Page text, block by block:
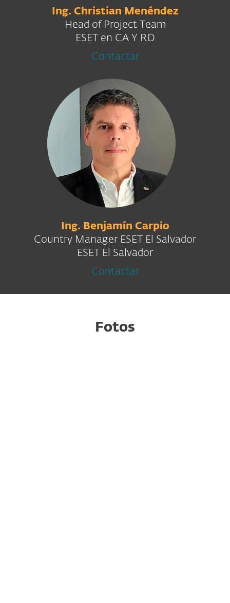
Ing. Christian Menéndez
Head of Project Team
ESET en CA Y RD
Contactar
Ing. Benjamín Carpio
Country Manager ESET El Salvador
ESET El Salvador
Contactar
Fotos